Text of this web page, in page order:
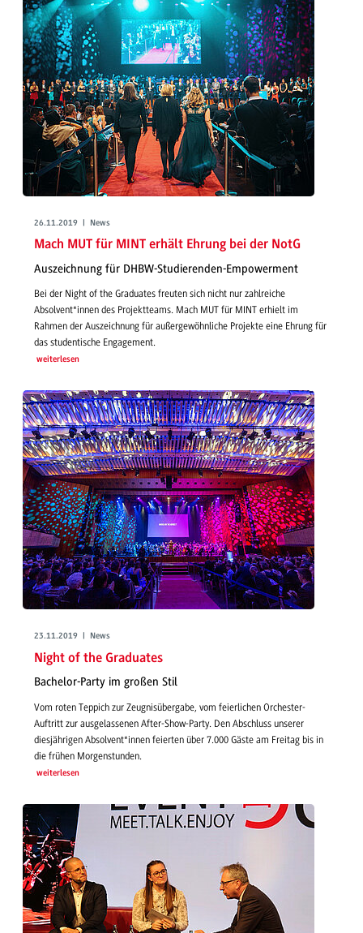
26.11.2019 | News
Mach MUT für MINT erhält Ehrung bei der NotG
Auszeichnung für DHBW-Studierenden-Empowerment
Bei der Night of the Graduates freuten sich nicht nur zahlreiche
Absolvent*innen des Projektteams. Mach MUT für MINT erhielt im
Rahmen der Auszeichnung für außergewöhnliche Projekte eine Ehrung für
das studentische Engagement.
weiterlesen
23.11.2019 | News
Night of the Graduates
Bachelor-Party im großen Stil
Vom roten Teppich zur Zeugnisübergabe, vom feierlichen Orchester-
Auftritt zur ausgelassenen After-Show-Party. Den Abschluss unserer
diesjährigen Absolvent*innen feierten über 7.000 Gäste am Freitag bis in
die frühen Morgenstunden.
weiterlesen